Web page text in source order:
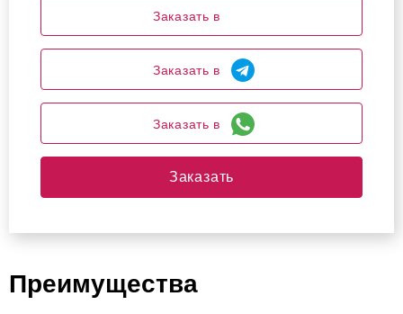
Заказать в
Заказать в
Заказать в
Заказать
Преимущества